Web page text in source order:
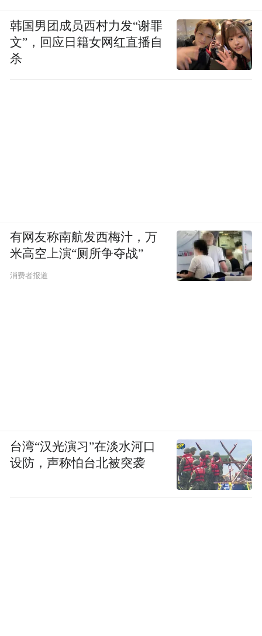
韩国男团成员西村力发“谢罪
文”，回应日籍女网红直播自
杀
有网友称南航发西梅汁，万
米高空上演“厕所争夺战”
消费者报道
台湾“汉光演习”在淡水河口
设防，声称怕台北被突袭